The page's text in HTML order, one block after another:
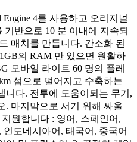
4를 사용하고 오리지널
반으로 10 분 이내에 지속되
매치를 만듭니다. 간소화 된
의 RAM 만 있으면 원활하
모바일 라이트 60 명의 플레
섬으로 떨어지고 수축하는
니다. 전투에 도움이되는 무기,
. 마지막으로 서기 위해 싸울
원합니다 : 영어, 스페인어,
도네시아어, 태국어, 중국어